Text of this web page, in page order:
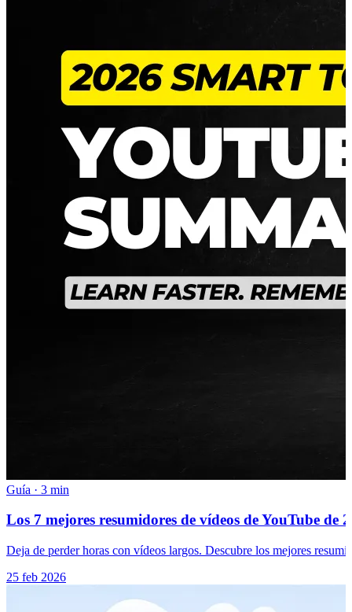
Guía · 3 min
Los 7 mejores resumidores de vídeos de YouTube de
Deja de perder horas con vídeos largos. Descubre los mejores
25 feb 2026